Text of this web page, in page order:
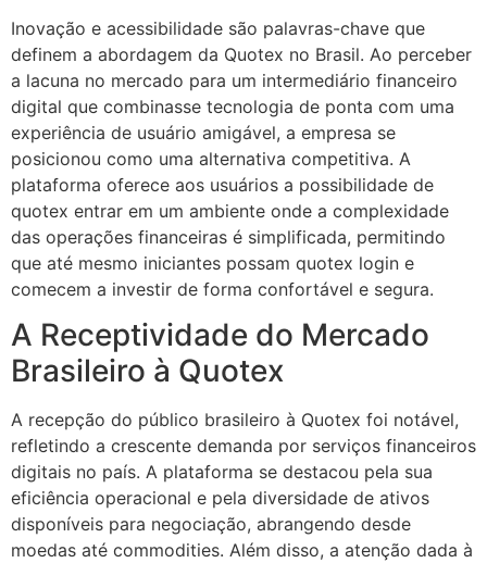
Inovação e acessibilidade são palavras-chave que
definem a abordagem da Quotex no Brasil. Ao perceber
a lacuna no mercado para um intermediário financeiro
digital que combinasse tecnologia de ponta com uma
experiência de usuário amigável, a empresa se
posicionou como uma alternativa competitiva. A
plataforma oferece aos usuários a possibilidade de
quotex entrar em um ambiente onde a complexidade
das operações financeiras é simplificada, permitindo
que até mesmo iniciantes possam quotex login e
comecem a investir de forma confortável e segura.
A Receptividade do Mercado
Brasileiro à Quotex
A recepção do público brasileiro à Quotex foi notável,
refletindo a crescente demanda por serviços financeiros
digitais no país. A plataforma se destacou pela sua
eficiência operacional e pela diversidade de ativos
disponíveis para negociação, abrangendo desde
moedas até commodities. Além disso, a atenção dada à